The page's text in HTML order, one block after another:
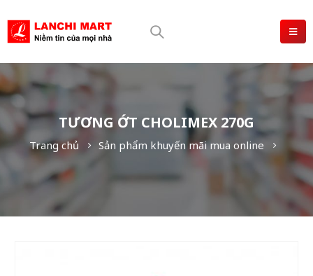
TƯƠNG ỚT CHOLIMEX 270G
Trang chủ Sản phẩm khuyến mãi mua online